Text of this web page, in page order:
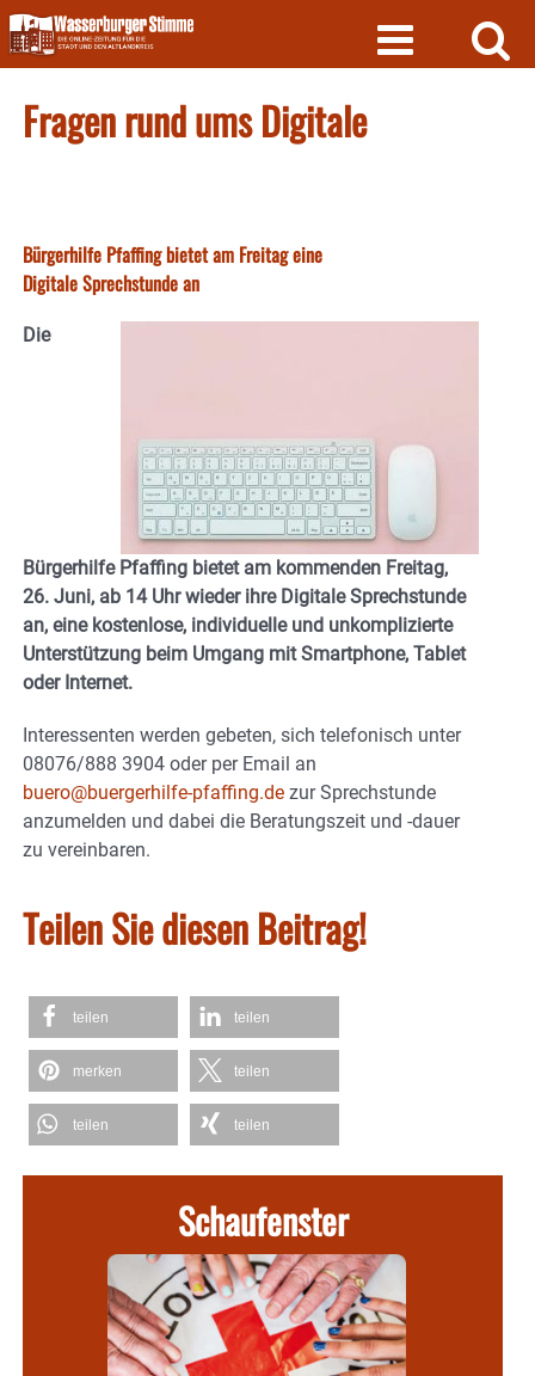
Skip
to
content
Fragen rund ums Digitale
Bürgerhilfe Pfaffing bietet am Freitag eine
Digitale Sprechstunde an
Die
Bürgerhilfe Pfaffing bietet am kommenden Freitag,
26. Juni, ab 14 Uhr wieder ihre Digitale Sprechstunde
an, eine kostenlose, individuelle und unkomplizierte
Unterstützung beim Umgang mit Smartphone, Tablet
oder Internet.
Interessenten werden gebeten, sich telefonisch unter
08076/888 3904 oder per Email an
buero@buergerhilfe-pfaffing.de zur Sprechstunde
anzumelden und dabei die Beratungszeit und -dauer
zu vereinbaren.
Teilen Sie diesen Beitrag!
teilen teilen
merken teilen
teilen teilen
Schaufenster